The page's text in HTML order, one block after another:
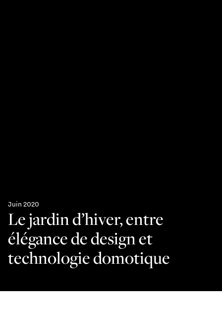
Juin 2020
Le jardin d’hiver, entre
élégance de design et
technologie domotique